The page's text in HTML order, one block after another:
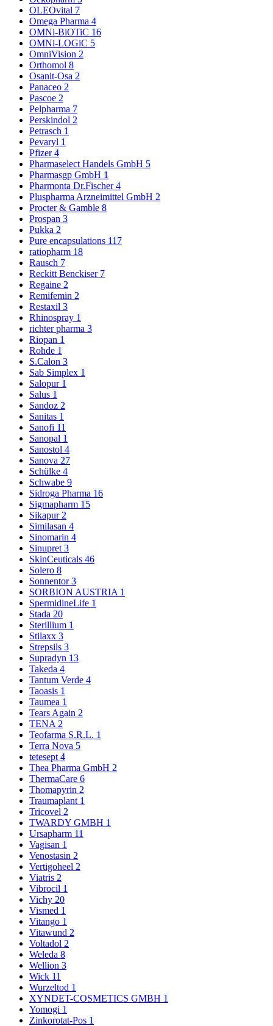
OLEOvital 7
Omega Pharma 4
OMNi-BiOTiC 16
OMNi-LOGiC 5
OmniVision 2
Orthomol 8
Osanit-Osa 2
Panaceo 2
Pascoe 2
Pelpharma 7
Perskindol 2
Petrasch 1
Pevaryl 1
Pfizer4
Pharmaselect Handels GmbH 5
Pharmasgp GmbH 1
Pharmonta Dr.Fischer4
Pluspharma Arzneimittel GmbH 2
Procter & Gamble 8
Prospan 3
Pukka 2
Pure encapsulations 117
ratiopharm 18
Rausch 7
Reckitt Benckiser 7
Regaine 2
Remifemin 2
Restaxil 3
Rhinospray 1
richter pharma 3
Riopan 1
Rohde 1
S.Calon 3
Sab Simplex 1
Salopur 1
Salus 1
Sandoz 2
Sanitas 1
Sanofi 11
Sanopal 1
Sanostol 4
Sanova 27
Schülke 4
Schwabe 9
Sidroga Pharma 16
Sigmapharm 15
Sikapur 2
Similasan 4
Sinomarin 4
Sinupret 3
SkinCeuticals 46
Solero 8
Sonnentor3
SORBION AUSTRIA 1
SpermidineLife 1
Stada 20
Sterillium 1
Stilaxx 3
Strepsils 3
Supradyn 13
Takeda 4
Tantum Verde 4
Taoasis 1
Taumea 1
Tears Again 2
TENA 2
Teofarma S.R.L. 1
Terra Nova 5
tetesept 4
Thea Pharma GmbH 2
ThermaCare 6
Thomapyrin 2
Traumaplant 1
Tricovel 2
TWARDY GMBH 1
Ursapharm 11
Vagisan 1
Venostasin 2
Vertigoheel 2
Viatris 2
Vibrocil 1
Vichy 20
Vismed 1
Vitango 1
Vitawund 2
Voltadol 2
Weleda 8
Wellion 3
Wick 11
Wurzeltod 1
XYNDET-COSMETICS GMBH 1
Yomogi 1
Zinkorotat-Pos 1